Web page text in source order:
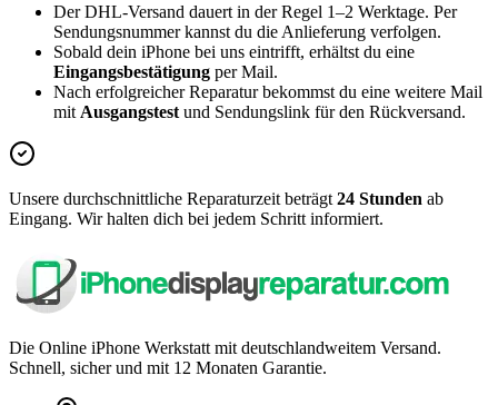
Der DHL-Versand dauert in der Regel 1–2 Werktage. Per
Sendungsnummer kannst du die Anlieferung verfolgen.
Sobald dein iPhone bei uns eintrifft, erhältst du eine
Eingangsbestätigung per Mail.
Nach erfolgreicher Reparatur bekommst du eine weitere Mail
mit Ausgangstest und Sendungslink für den Rückversand.
Unsere durchschnittliche Reparaturzeit beträgt 24 Stunden ab
Eingang. Wir halten dich bei jedem Schritt informiert.
Die Online iPhone Werkstatt mit deutschlandweitem Versand.
Schnell, sicher und mit 12 Monaten Garantie.